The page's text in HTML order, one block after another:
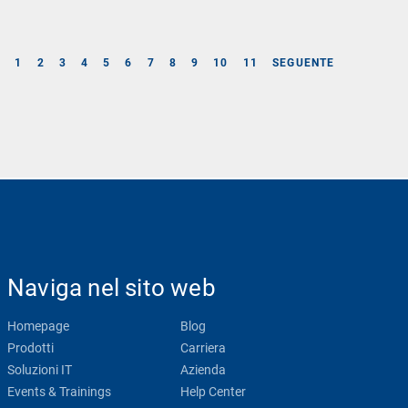
1 2 3 4 5 6 7 8 9 10 11 SEGUENTE
Naviga nel sito web
Homepage
Prodotti
Soluzioni IT
Events & Trainings
Blog
Carriera
Azienda
Help Center